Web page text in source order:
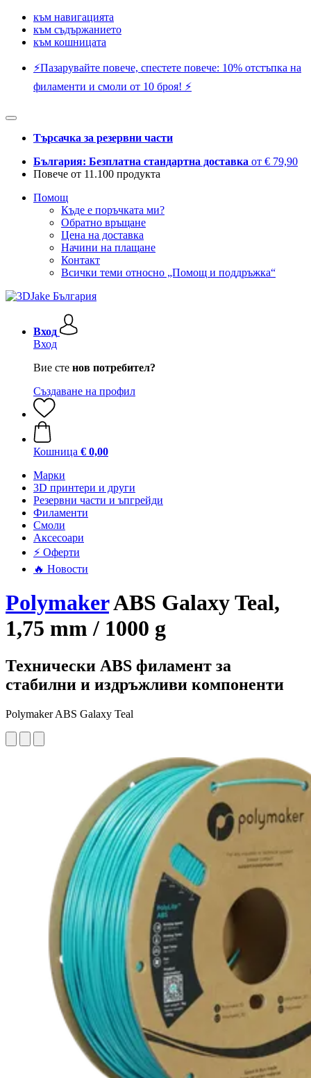
към навигацията
към съдържанието
към кошницата
⚡️Пазарувайте повече, спестете повече: 10% отстъпка на
филаменти и смоли от 10 броя! ⚡️
Търсачка за резервни части
България: Безплатна стандартна доставка от € 79,90
Повече от 11.100 продукта
Помощ
Къде е поръчката ми?
Обратно връщане
Цена на доставка
Начини на плащане
Контакт
Всички теми относно „Помощ и поддръжка“
Вход
Вход
Вие сте нов потребител?
Създаване на профил
Кошница € 0,00
Mарки
3D принтери и други
Резервни части и ъпгрейди
Филаменти
Смоли
Аксесоари
⚡ Оферти
🔥 Новости
PolymakerABS Galaxy Teal,
1,75 mm / 1000 g
Технически ABS филамент за
стабилни и издръжливи компоненти
Polymaker ABS Galaxy Teal